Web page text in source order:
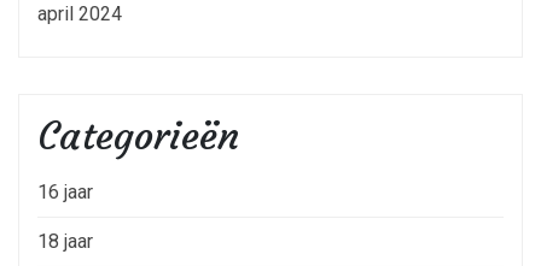
april 2024
Categorieën
16 jaar
18 jaar